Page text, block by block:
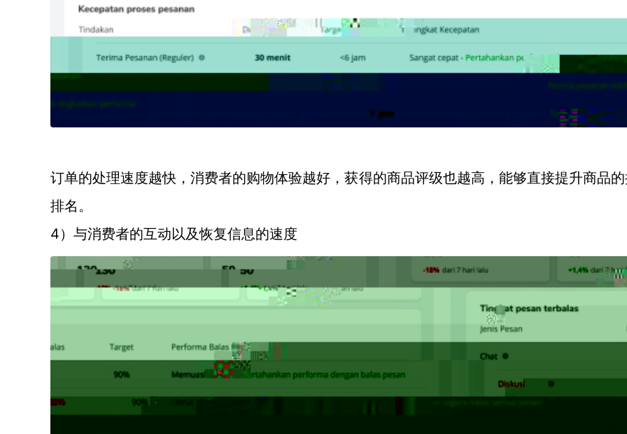
订单的处理速度越快，消费者的购物体验越好，获得的商品评级也越高，能够直接提升商品
排名。
4）与消费者的互动以及恢复信息的速度